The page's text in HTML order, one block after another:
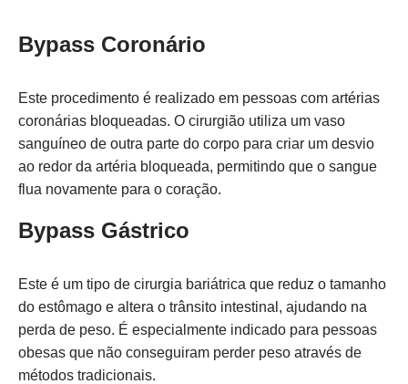
Bypass Coronário
Este procedimento é realizado em pessoas com artérias
coronárias bloqueadas. O cirurgião utiliza um vaso
sanguíneo de outra parte do corpo para criar um desvio
ao redor da artéria bloqueada, permitindo que o sangue
flua novamente para o coração.
Bypass Gástrico
Este é um tipo de cirurgia bariátrica que reduz o tamanho
do estômago e altera o trânsito intestinal, ajudando na
perda de peso. É especialmente indicado para pessoas
obesas que não conseguiram perder peso através de
métodos tradicionais.